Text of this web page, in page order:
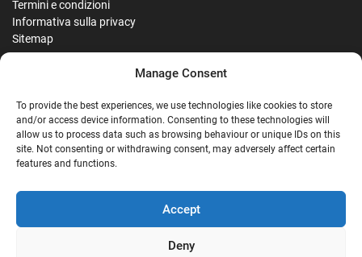
Manage Consent
To provide the best experiences, we use technologies like cookies to store
and/or access device information. Consenting to these technologies will
allow us to process data such as browsing behaviour or unique IDs on this
site. Not consenting or withdrawing consent, may adversely affect certain
features and functions.
Accept
Deny
Termini e condizioni
Informativa sulla privacy
Sitemap
G Google Reviews